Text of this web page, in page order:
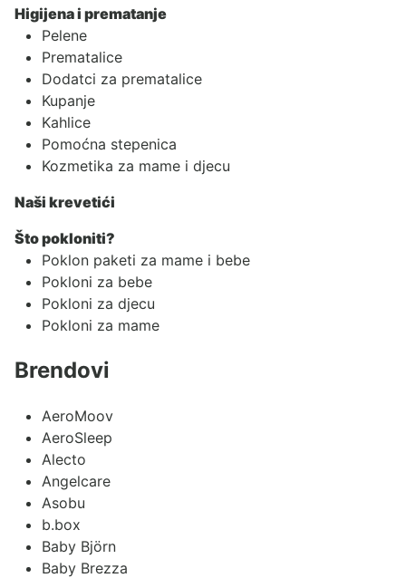
Higijena i prematanje
Pelene
Prematalice
Dodatci za prematalice
Kupanje
Kahlice
Pomoćna stepenica
Kozmetika za mame i djecu
Naši krevetići
Što pokloniti?
Poklon paketi za mame i bebe
Pokloni za bebe
Pokloni za djecu
Pokloni za mame
Brendovi
AeroMoov
AeroSleep
Alecto
Angelcare
Asobu
b.box
Baby Björn
Baby Brezza